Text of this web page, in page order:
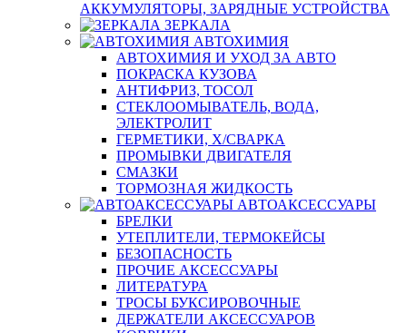
АККУМУЛЯТОРЫ, ЗАРЯДНЫЕ УСТРОЙСТВА
ЗЕРКАЛА
АВТОХИМИЯ
АВТОХИМИЯ И УХОД ЗА АВТО
ПОКРАСКА КУЗОВА
АНТИФРИЗ, ТОСОЛ
СТЕКЛООМЫВАТЕЛЬ, ВОДА,
ЭЛЕКТРОЛИТ
ГЕРМЕТИКИ, Х/СВАРКА
ПРОМЫВКИ ДВИГАТЕЛЯ
СМАЗКИ
ТОРМОЗНАЯ ЖИДКОСТЬ
АВТОАКСЕССУАРЫ
БРЕЛКИ
УТЕПЛИТЕЛИ, ТЕРМОКЕЙСЫ
БЕЗОПАСНОСТЬ
ПРОЧИЕ АКСЕССУАРЫ
ЛИТЕРАТУРА
ТРОСЫ БУКСИРОВОЧНЫЕ
ДЕРЖАТЕЛИ АКСЕССУАРОВ